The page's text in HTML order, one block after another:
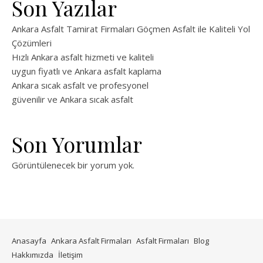
Son Yazılar
Ankara Asfalt Tamirat Firmaları Göçmen Asfalt ile Kaliteli Yol
Çözümleri
Hızlı Ankara asfalt hizmeti ve kaliteli
uygun fiyatlı ve Ankara asfalt kaplama
Ankara sıcak asfalt ve profesyonel
güvenilir ve Ankara sıcak asfalt
Son Yorumlar
Görüntülenecek bir yorum yok.
Anasayfa Ankara Asfalt Firmaları Asfalt Firmaları Blog
Hakkımızda İletişim